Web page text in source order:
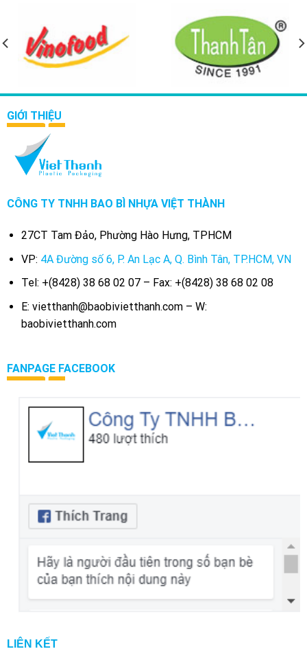
GIỚI THIỆU
CÔNG TY TNHH BAO BÌ NHỰA VIỆT THÀNH
27CT Tam Đảo, Phường Hào Hưng, TPHCM
VP: 4A Đường số 6, P. An Lạc A, Q. Bình Tân, TP.HCM, VN
Tel: +(8428) 38 68 02 07 – Fax: +(8428) 38 68 02 08
E: vietthanh@baobivietthanh.com – W:
baobivietthanh.com
FANPAGE FACEBOOK
LIÊN KẾT